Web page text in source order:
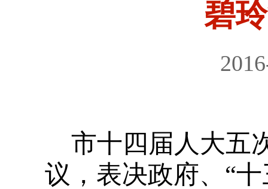
碧
市十四届人大五
议，表决政府、“